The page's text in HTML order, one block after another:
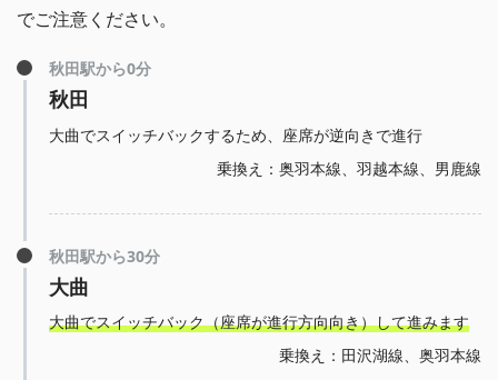
でご注意ください。
秋田駅から0分
秋田
大曲でスイッチバックするため、座席が逆向きで進行
乗換え：奥羽本線、羽越本線、男鹿線
秋田駅から30分
大曲
大曲でスイッチバック（座席が進行方向向き）して進みます
乗換え：田沢湖線、奥羽本線